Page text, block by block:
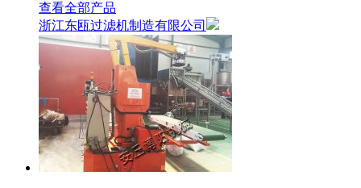
查看全部产品
浙江东瓯过滤机制造有限公司